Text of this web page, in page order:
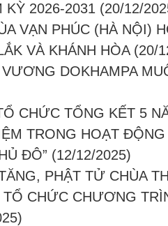
KỲ 2026-2031 (20/12/
VẠN PHÚC (HÀ NỘI)
VÀ KHÁNH HÒA (20/
DOKHAMPA
CHỨC TỔNG KẾT 5
TRONG HOẠT
ĐÔ” (12/12/2025)
PHẬT TỬ CHÙA
CHỨC CHƯƠNG